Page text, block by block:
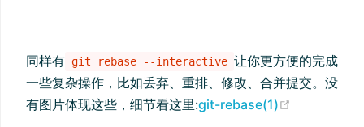
同样有 git rebase --interactive 让你更方便的完成
一些复杂操作，比如丢弃、重排、修改、合并提交。没
有图片体现这些，细节看这里:git-rebase(1)